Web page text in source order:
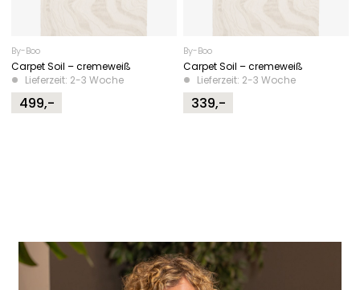
By-Boo
Carpet Soil – cremeweiß
Lieferzeit: 2-3 Woche
499,-
By-Boo
Carpet Soil – cremeweiß
Lieferzeit: 2-3 Woche
339,-